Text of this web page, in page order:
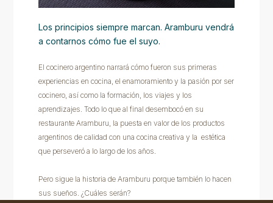
Los principios siempre marcan. Aramburu vendrá
a contarnos cómo fue el suyo.
El cocinero argentino narrará cómo fueron sus primeras
experiencias en cocina, el enamoramiento y la pasión por ser
cocinero, así como la formación, los viajes y los
aprendizajes. Todo lo que al final desembocó en su
restaurante Aramburu, la puesta en valor de los productos
argentinos de calidad con una cocina creativa y la estética
que perseveró a lo largo de los años.
Pero sigue la historia de Aramburu porque también lo hacen
sus sueños. ¿Cuáles serán?